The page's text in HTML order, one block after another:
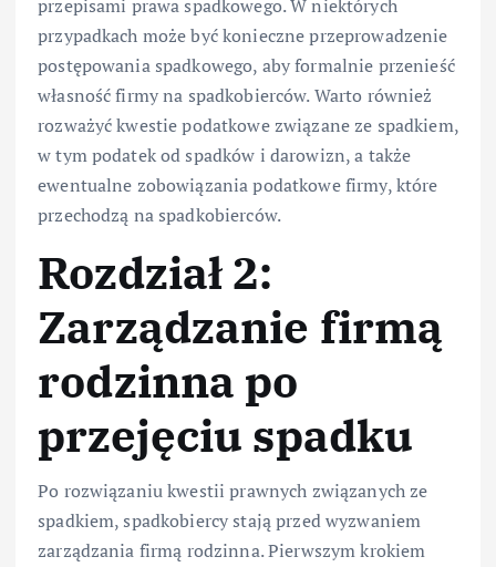
przepisami prawa spadkowego. W niektórych
przypadkach może być konieczne przeprowadzenie
postępowania spadkowego, aby formalnie przenieść
własność firmy na spadkobierców. Warto również
rozważyć kwestie podatkowe związane ze spadkiem,
w tym podatek od spadków i darowizn, a także
ewentualne zobowiązania podatkowe firmy, które
przechodzą na spadkobierców.
Rozdział 2:
Zarządzanie firmą
rodzinna po
przejęciu spadku
Po rozwiązaniu kwestii prawnych związanych ze
spadkiem, spadkobiercy stają przed wyzwaniem
zarządzania firmą rodzinna. Pierwszym krokiem